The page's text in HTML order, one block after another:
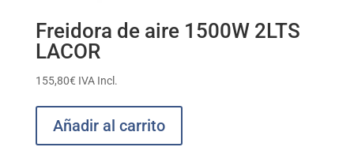
Freidora de aire 1500W 2LTS
LACOR
155,80€ IVA Incl.
Añadir al carrito